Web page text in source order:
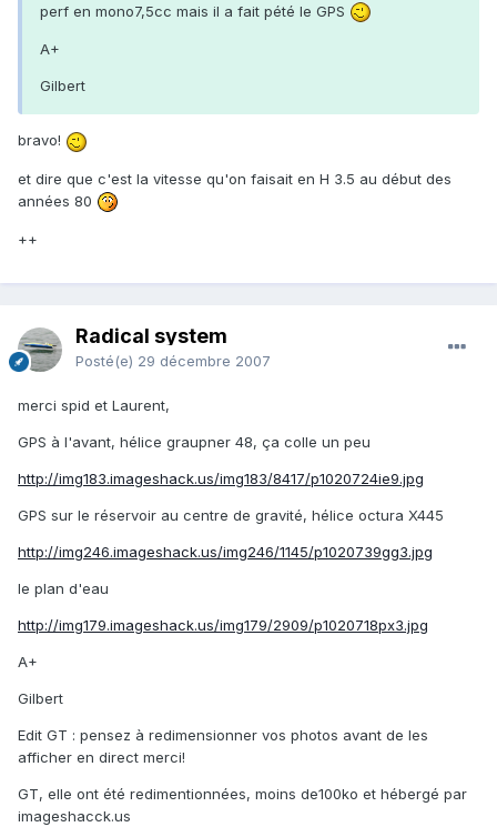
perf en mono7,5cc mais il a fait pété le GPS
A+
Gilbert
bravo!
et dire que c'est la vitesse qu'on faisait en H 3.5 au début des
années 80
++
Radical system
Posté(e) 29 décembre 2007
merci spid et Laurent,
GPS à l'avant, hélice graupner 48, ça colle un peu
http://img183.imageshack.us/img183/8417/p1020724ie9.jpg
GPS sur le réservoir au centre de gravité, hélice octura X445
http://img246.imageshack.us/img246/1145/p1020739gg3.jpg
le plan d'eau
http://img179.imageshack.us/img179/2909/p1020718px3.jpg
A+
Gilbert
Edit GT : pensez à redimensionner vos photos avant de les
afficher en direct merci!
GT, elle ont été redimentionnées, moins de100ko et hébergé par
imageshacck.us